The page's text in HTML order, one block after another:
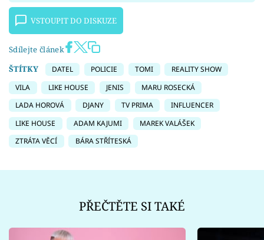
VSTOUPIT DO DISKUZE
Sdílejte článek
ŠTÍTKY
DATEL POLICIE TOMI
REALITY SHOW
VILA
LIKE HOUSE JENIS
MARU ROSECKÁ
LADA HOROVÁ
DJANY TV PRIMA
INFLUENCER
LIKE HOUSE
ADAM KAJUMI
MAREK VALÁŠEK
ZTRÁTA VĚCÍ
BÁRA STŘÍTESKÁ
PŘEČTĚTE SI TAKÉ